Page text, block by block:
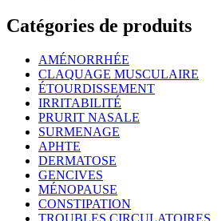
Catégories de produits
AMÉNORRHÉE
CLAQUAGE MUSCULAIRE
ÉTOURDISSEMENT
IRRITABILITÉ
PRURIT NASALE
SURMENAGE
APHTE
DERMATOSE
GENCIVES
MÉNOPAUSE
CONSTIPATION